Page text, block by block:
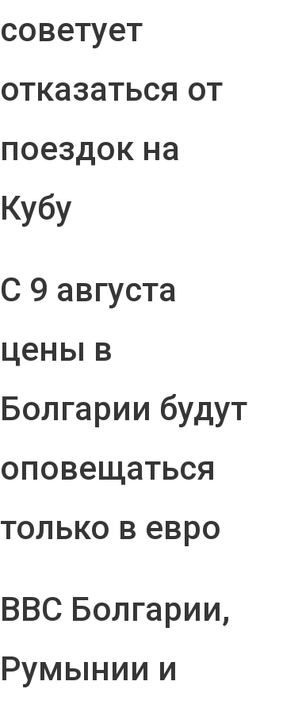
советует
отказаться от
поездок на
Кубу
С 9 августа
цены в
Болгарии будут
оповещаться
только в евро
ВВС Болгарии,
Румынии и